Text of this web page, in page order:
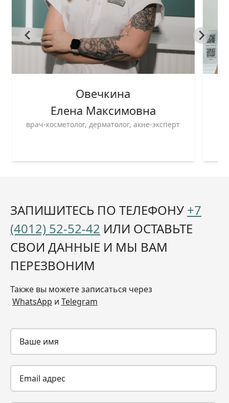
Овечкина
Елена Максимовна
врач-косметолог, дерматолог, акне-эксперт
ЗАПИШИТЕСЬ ПО ТЕЛЕФОНУ +7
(4012) 52-52-42 ИЛИ ОСТАВЬТЕ
СВОИ ДАННЫЕ И МЫ ВАМ
ПЕРЕЗВОНИМ
Также вы можете записаться через
WhatsApp и Telegram